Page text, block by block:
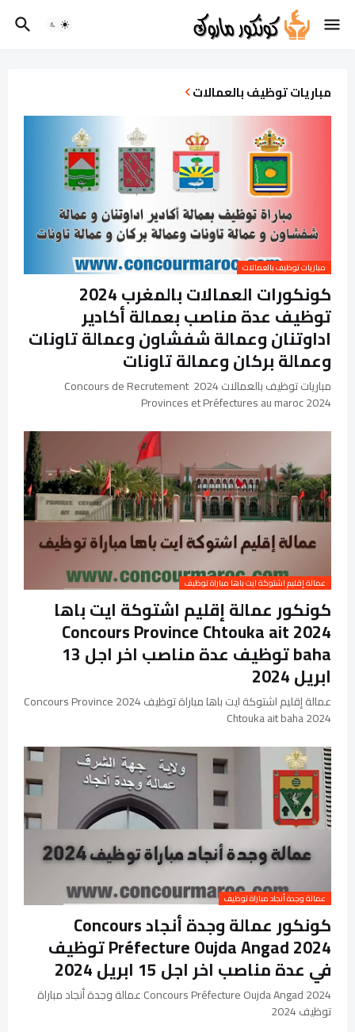
مباريات توظيف بالعمالات
مباريات توظيف بالعمالات
كونكورات العمالات بالمغرب 2024
توظيف عدة مناصب بعمالة أكادير
اداوتنان وعمالة شفشاون وعمالة تاونات
وعمالة بركان وعمالة تاونات
مباريات توظيف بالعمالات 2024 Concours de Recrutement
Provinces et Préfectures au maroc 2024
عمالة إقليم اشتوكة ايت باها مباراة توظيف
كونكور عمالة إقليم اشتوكة ايت باها
2024 Concours Province Chtouka ait
baha توظيف عدة مناصب اخر اجل 13
ابريل 2024
عمالة إقليم اشتوكة ايت باها مباراة توظيف 2024 Concours Province
Chtouka ait baha 2024
عمالة وجدة أنجاد مباراة توظيف
كونكور عمالة وجدة أنجاد Concours
Préfecture Oujda Angad 2024 توظيف
في عدة مناصب اخر اجل 15 ابريل 2024
Concours Préfecture Oujda Angad 2024 عمالة وجدة أنجاد مباراة
توظيف 2024